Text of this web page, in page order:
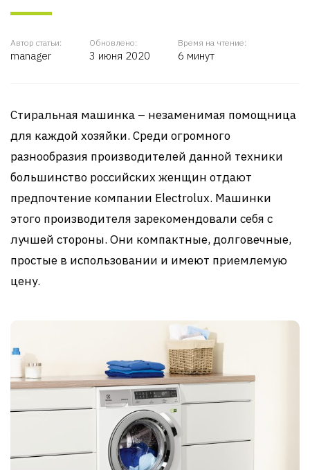
Автор статьи:
manager
Обновлено:
3 июня 2020
Время на чтение:
6 минут
Стиральная машинка – незаменимая помощница
для каждой хозяйки. Среди огромного
разнообразия производителей данной техники
большинство российских женщин отдают
предпочтение компании Electrolux. Машинки
этого производителя зарекомендовали себя с
лучшей стороны. Они компактные, долговечные,
простые в использовании и имеют приемлемую
цену.